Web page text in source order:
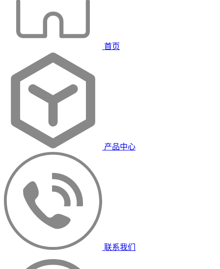
首页
产品中心
联系我们